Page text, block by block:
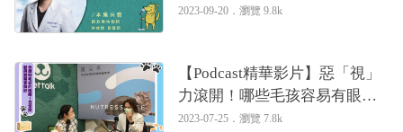
長動物會發生！｜專業獸醫—
2023-09-20．瀏覽 9.8k
【Podcast精華影片】惡「視」
力滾開！哪些毛孩容易有眼睛
問題？｜專業獸醫—許俊隆
2023-07-25．瀏覽 7.8k